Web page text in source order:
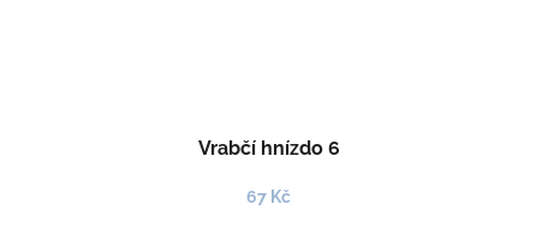
Vrabčí hnízdo 6
67 Kč